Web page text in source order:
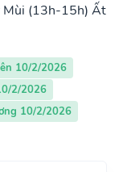
Mùi (13h-15h) Ất
10/2/2026
2/2026
10/2/2026